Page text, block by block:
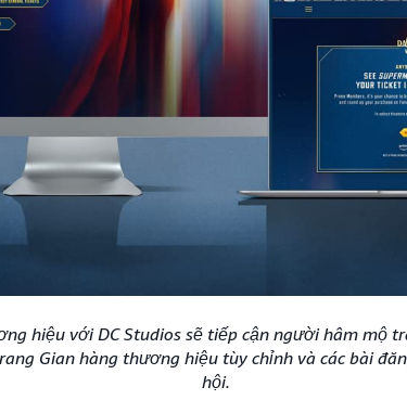
hiệu với DC Studios sẽ tiếp cận người hâm mộ
Gian hàng thương hiệu tùy chỉnh và các bài
hội.